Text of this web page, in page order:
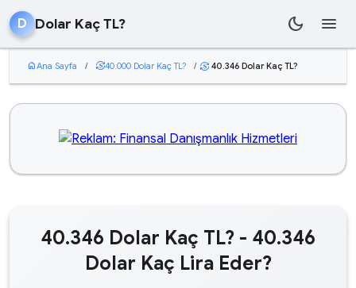
D Dolar Kaç TL? dark_mode menu
homeAna Sayfa / currency_exchange40.000 Dolar Kaç TL? / currency_exchange 40.346 Dolar Kaç TL?
40.346 Dolar Kaç TL? - 40.346
Dolar Kaç Lira Eder?